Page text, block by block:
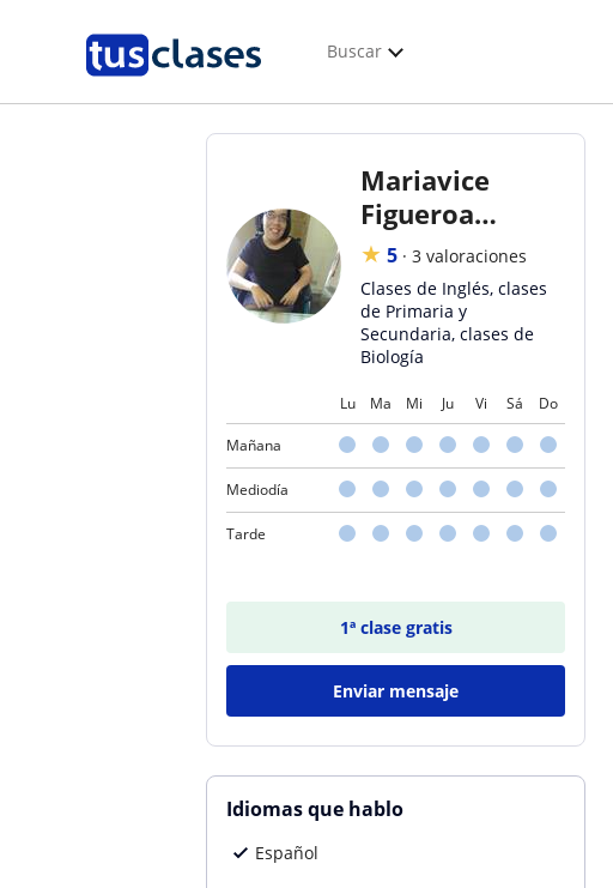
Buscar
Mariavice
Figueroa
Figueroa
Alarcón
★ 5 · 3 valoraciones
Clases de Inglés, clases
de Primaria y
Secundaria, clases de
Biología
Lu Ma Mi Ju Vi Sá Do
Mañana
Mediodía
Tarde
1ª clase gratis
Enviar mensaje
Idiomas que hablo
Español